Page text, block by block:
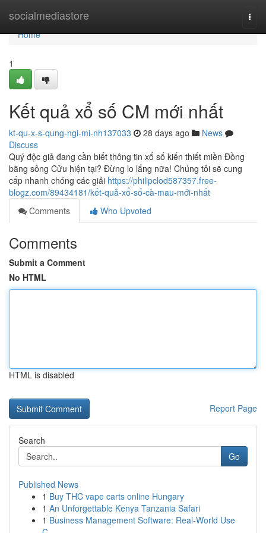
socialmediastore
Home
Home
1
Kết quả xổ số CM mới nhất
kt-qu-x-s-qung-ngi-mi-nh137033 28 days ago
News
Discuss
Quý độc giả đang cần biết thông tin xổ số kiến thiết miền Đồng
bằng sông Cửu hiện tại? Đừng lo lắng nữa! Chúng tôi sẽ cung
cấp nhanh chóng các giải https://philipclod587357.free-
blogz.com/89434181/kết-quả-xổ-số-cà-mau-mới-nhất
Comments
Who Upvoted
Comments
Submit a Comment
No HTML
HTML is disabled
Report Page
Search
Go
Published News
1 Buy THC vape carts online Hungary
1 An Unforgettable Kenya Tanzania Safari
1 Business Management Software: Real-World Use